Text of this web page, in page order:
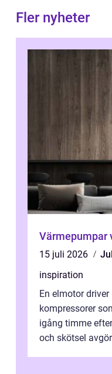
Fler nyheter
Värmepumpar
15 juli 2026
inspiration
En elmotor
kompressorer
igång timme
och skötsel